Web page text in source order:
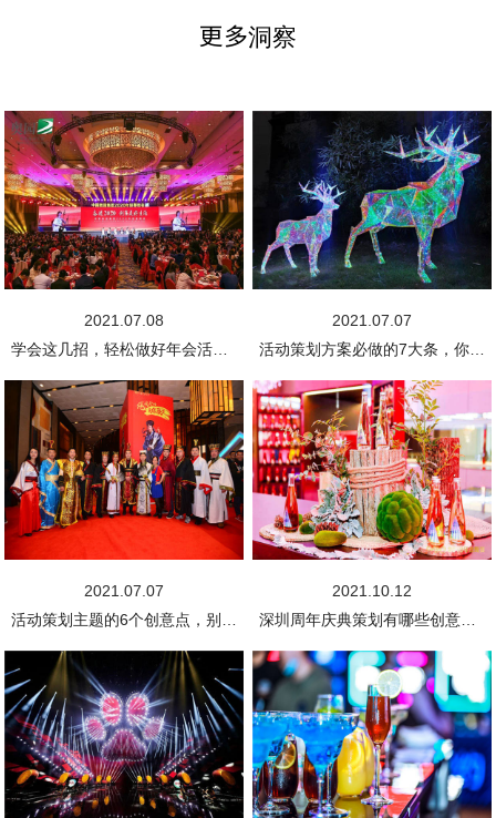
更多洞察
2021.07.08
学会这几招，轻松做好年会活动策划方案
2021.07.07
活动策划方案必做的7大条，你究竟知道多少?
2021.07.07
2021.10.12